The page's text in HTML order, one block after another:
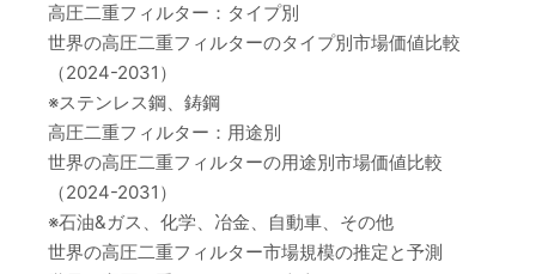
高圧二重フィルター：タイプ別
世界の高圧二重フィルターのタイプ別市場価値比較
（2024-2031）
※ステンレス鋼、鋳鋼
高圧二重フィルター：用途別
世界の高圧二重フィルターの用途別市場価値比較
（2024-2031）
※石油&ガス、化学、冶金、自動車、その他
世界の高圧二重フィルター市場規模の推定と予測